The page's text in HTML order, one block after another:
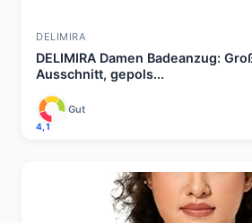
DELIMIRA
DELIMIRA Damen Badeanzug:
Ausschnitt, gepols...
4,1
Gut